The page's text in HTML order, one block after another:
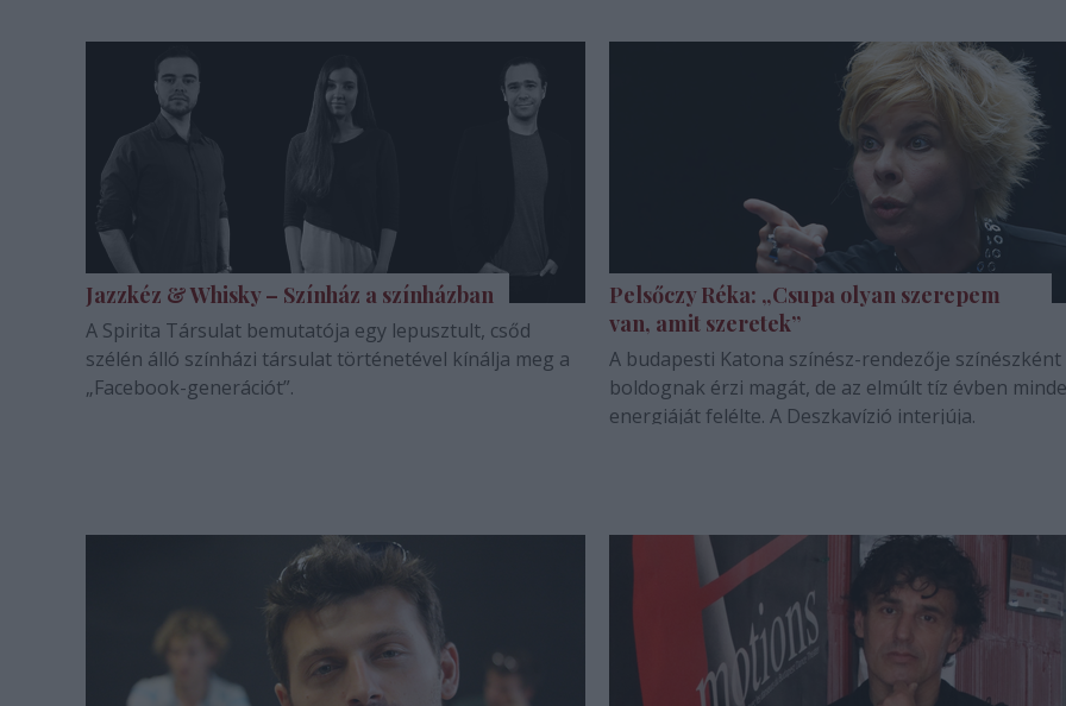
Jazzkéz & Whisky – Színház a színházban
A Spirita Társulat bemutatója egy lepusztult, csőd
szélén álló színházi társulat történetével kínálja meg a
„Facebook-generációt”.
Pelsőczy Réka: „Csupa olyan szerepem
van, amit szeretek”
A budapesti Katona színész-rendezője színészként
boldognak érzi magát, de az elmúlt tíz évben
energiáját felélte. A Deszkavízió interjúja.